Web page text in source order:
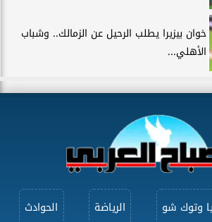
خوان بيزيرا يطلب الرحيل عن الزمالك.. وشباب
الأهلي...
وتوك شو الرياضة الحوادث